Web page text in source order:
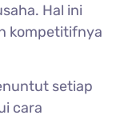
Hal ini
kompetitifnya
setiap
cara